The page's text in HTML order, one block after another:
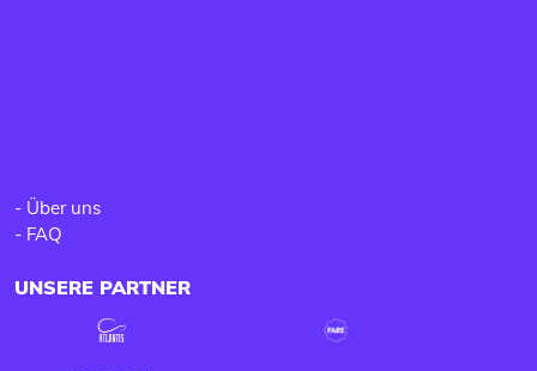
- Über uns
- FAQ
UNSERE PARTNER